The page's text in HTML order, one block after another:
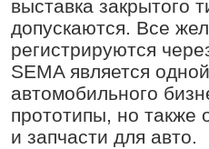
выставка закрытого
допускаются. Все
регистрируются
SEMA является
автомобильного
прототипы, но также
и запчасти для авто.